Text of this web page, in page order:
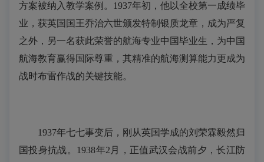
方案被纳入教学案例。1937年初，他以全校第一成绩毕
业，获英国国王乔治六世颁发特制银质龙章，成为严复
之外，另一名获此荣誉的航海专业中国毕业生，为中国
航海教育赢得国际尊重，其精准的航海测算能力更成为
战时布雷作战的关键技能。
1937年七七事变后，刚从英国学成的刘荣霖毅然归
国投身抗战。1938年2月，正值武汉会战前夕，长江防